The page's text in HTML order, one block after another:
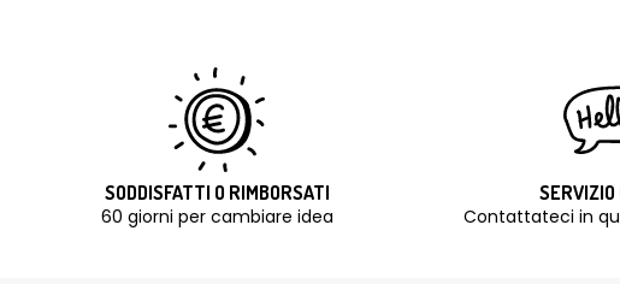
SODDISFATTI O RIMBORSATI
60 giorni per cambiare idea
Contattateci in